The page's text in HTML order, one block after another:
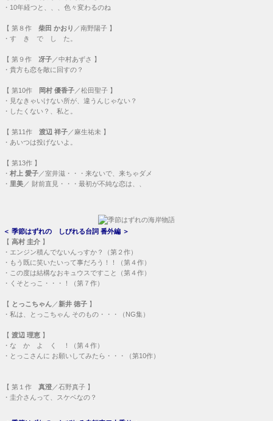
・ 10年経つと、、、色々変わるのね
【 第８作 柴田 かおり ／南野陽子 】
・ す き で し た。
【 第９作 冴子 ／中村あずさ 】
・ 貴方も恋を敵に回すの？
【 第10作 岡村 優香子 ／松田聖子 】
・ 見なきゃいけない所が、違うんじゃない？
・
したくない？、私と。
【 第11作 渡辺 祥子 ／麻生祐未 】
・ あいつは投げないよ。
【 第13作 】
・ 村上 愛子 ／室井滋・・・ 来ないで、来ちゃダメ
・ 里美 ／ 財前直見・・・ 最初が不純な恋は、、
＜ 季節はずれの しびれる台詞 番外編 ＞
【 高村 圭介 】
・ エンジン積んでないんっすか？（第２作）
・ もう既に笑いたいって事だろう！！（第４作）
・ この度は結構なおキュウスですこと（第４作）
・ くそとっこ・・・！（第７作）
【 とっこちゃん ／新井 徳子 】
・ 私は、とっこちゃん そのもの・・・（NG集）
【 渡辺 理恵 】
・ な か よ く ！（第４作）
・ とっこさんに お願いしてみたら・・・（第10作）
【 第１作 真澄 ／石野真子 】
・ 圭介さんって、スケベなの？